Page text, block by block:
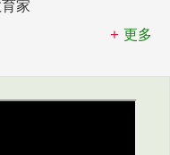
家
更多